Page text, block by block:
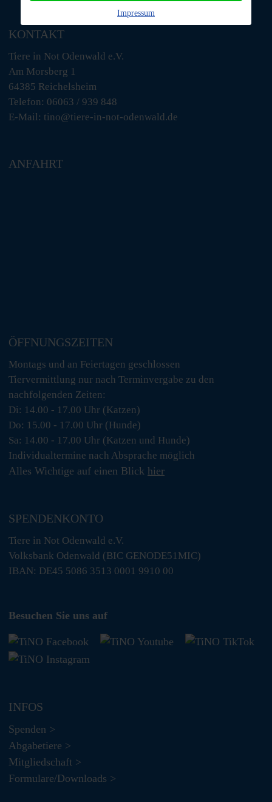
KONTAKT
Tiere in Not Odenwald e.V.
Am Morsberg 1
64385 Reichelsheim
Telefon: 06063 / 939 848
E-Mail: tino@tiere-in-not-odenwald.de
ANFAHRT
ÖFFNUNGSZEITEN
Montags und an Feiertagen geschlossen
Tiervermittlung nur nach Terminvergabe zu den
nachfolgenden Zeiten:
Di: 14.00 - 17.00 Uhr (Katzen)
Do: 15.00 - 17.00 Uhr (Hunde)
Sa: 14.00 - 17.00 Uhr (Katzen und Hunde)
Individualtermine nach Absprache möglich
Alles Wichtige auf einen Blick hier
SPENDENKONTO
Tiere in Not Odenwald e.V.
Volksbank Odenwald (BIC GENODE51MIC)
IBAN: DE45 5086 3513 0001 9910 00
Besuchen Sie uns auf
INFOS
Spenden >
Abgabetiere >
Mitgliedschaft >
Formulare/Downloads >
Impressum